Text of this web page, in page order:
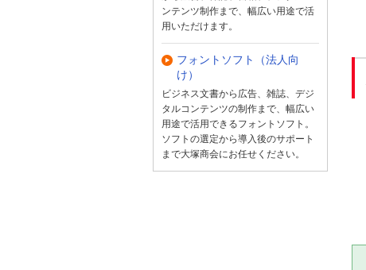
ンテンツ制作まで、幅広い用途で活
用いただけます。
フォントソフト（法人向
け）
ビジネス文書から広告、雑誌、デジ
タルコンテンツの制作まで、幅広い
用途で活用できるフォントソフト。
ソフトの選定から導入後のサポート
まで大塚商会にお任せください。